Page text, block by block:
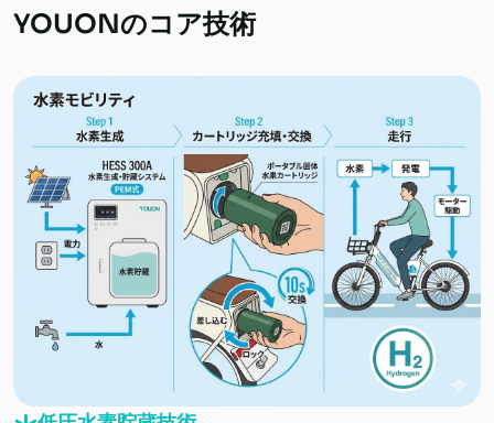
YOUONのコア技術